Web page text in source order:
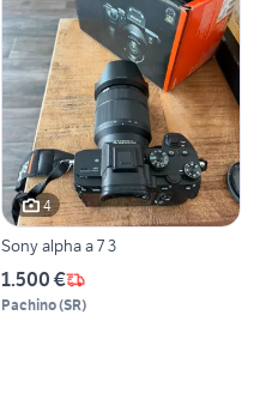
4
Sony alpha a 7 3
1.500 €
Pachino(SR)